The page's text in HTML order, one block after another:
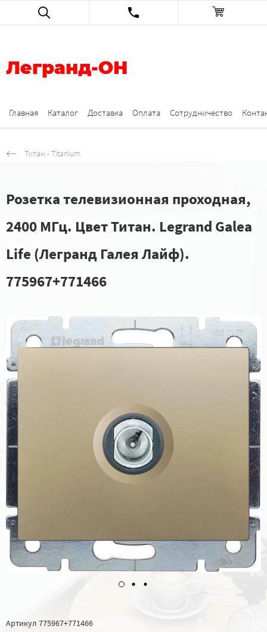
Легранд-ОН
Главная Каталог Доставка Оплата Сотрудничество
Титан - Titanium
Розетка телевизионная проходная,
2400 МГц. Цвет Титан. Legrand Galea
Life (Легранд Галея Лайф).
775967+771466
Артикул 775967+771466